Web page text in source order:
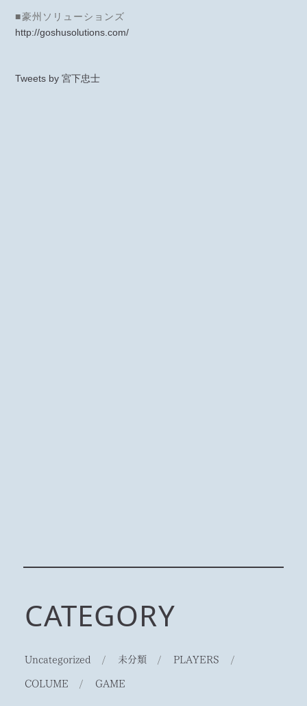
■豪州ソリューションズ
http://goshusolutions.com/
Tweets by 宮下忠士
CATEGORY
Uncategorized / 未分類 / PLAYERS /
COLUME / GAME